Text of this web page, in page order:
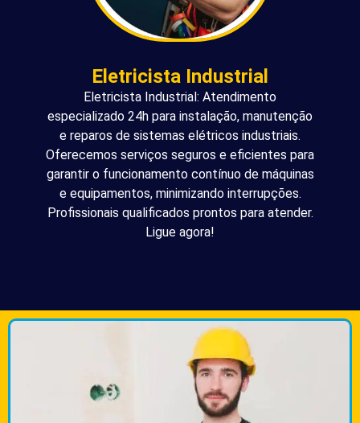
Eletricista Industrial
Eletricista Industrial: Atendimento
especializado 24h para instalação, manutenção
e reparos de sistemas elétricos industriais.
Oferecemos serviços seguros e eficientes para
garantir o funcionamento contínuo de máquinas
e equipamentos, minimizando interrupções.
Profissionais qualificados prontos para atender.
Ligue agora!